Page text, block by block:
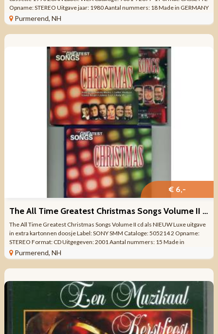
Opname: STEREO Uitgave jaar: 1980 Aantal nummers: 18 Made in GERMANY
Genre: KERST ...
Purmerend, NH
€ 6,-
The All Time Greatest Christmas Songs Volume II cd als NIEUW
The All Time Greatest Christmas Songs Volume II cd als NIEUW Luxe uitgave
in extra kartonnen doosje Label: SONY SMM Cataloge: 505214 2 Opname:
STEREO Format: CD Uitgegeven: 2001 Aantal nummers: 15 Made in
HOLLAND Genre: KERST ...
Purmerend, NH